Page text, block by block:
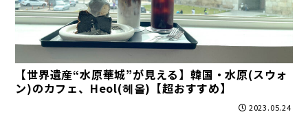
【世界遺産“水原華城”が見える】韓国・水原(スウォ
ン)のカフェ、Heol(헤올)【超おすすめ】
2023.05.24